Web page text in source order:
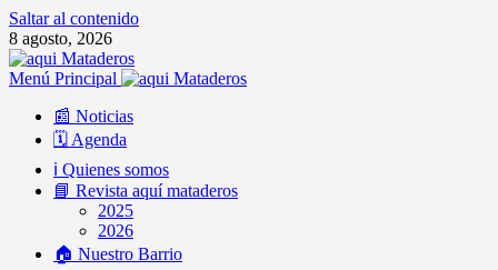
Saltar al contenido
8 agosto, 2026
Menú Principal
📰 Noticias
🗓️ Agenda
ℹ️ Quienes somos
📘 Revista aquí mataderos
2025
2026
🏠 Nuestro Barrio